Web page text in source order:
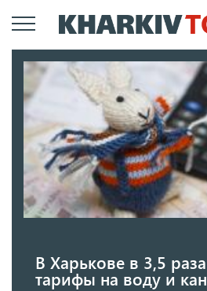
к
В Харькове в 3,5
тарифы на воду и